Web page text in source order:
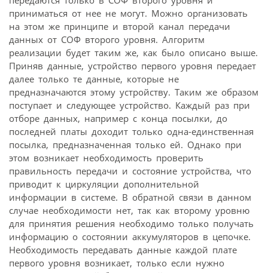
приниматься от нее не могут. Можно организовать
на этом же принципе и второй канал передачи
данных от СОФ второго уровня. Алгоритм
реализации будет таким же, как было описано выше.
Приняв данные, устройство первого уровня передает
далее только те данные, которые не
предназначаются этому устройству. Таким же образом
поступает и следующее устройство. Каждый раз при
отборе данных, например с конца посылки, до
последней платы доходит только одна-единственная
посылка, предназначенная только ей. Однако при
этом возникает необходимость проверить
правильность передачи и состояние устройства, что
приводит к циркуляции дополнительной
информации в системе. В обратной связи в данном
случае необходимости нет, так как второму уровню
для принятия решения необходимо только получать
информацию о состоянии аккумуляторов в цепочке.
Необходимость передавать данные каждой плате
первого уровня возникает, только если нужно